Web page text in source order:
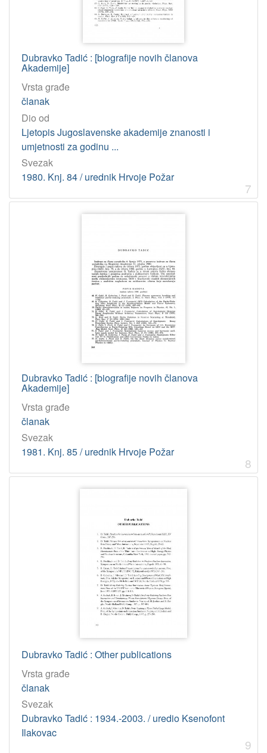
Dubravko Tadić : [biografije novih članova
Akademije]
Vrsta građe
članak
Dio od
Ljetopis Jugoslavenske akademije znanosti i
umjetnosti za godinu ...
Svezak
1980. Knj. 84 / urednik Hrvoje Požar
7
Dubravko Tadić : [biografije novih članova
Akademije]
Vrsta građe
članak
Svezak
1981. Knj. 85 / urednik Hrvoje Požar
8
Dubravko Tadić : Other publications
Vrsta građe
članak
Svezak
Dubravko Tadić : 1934.-2003. / uredio Ksenofont
Ilakovac
9